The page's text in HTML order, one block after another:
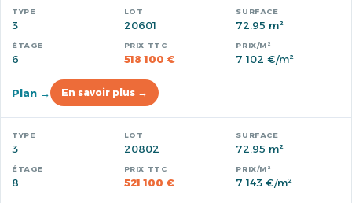
3 20601 72.95 m²
6 518 100 € 7 102 €/m²
Plan → En savoir plus →
3 20802 72.95 m²
8 521 100 € 7 143 €/m²